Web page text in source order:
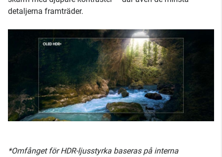
detaljerna framträder.
*Omfånget för HDR-ljusstyrka baseras på interna